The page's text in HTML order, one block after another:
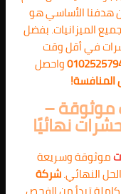
هدفنا الأساسي هو
الميزانيات. بفضل
في أقل وقت
واحصل
–
نهائيًا
موثوقة وسريعة
النهائي.شركة